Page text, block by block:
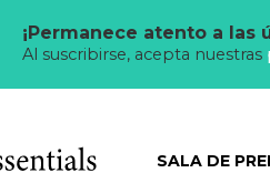
¡Permanece atento a las
Al suscribirse, acepta nuestras
SALA DE